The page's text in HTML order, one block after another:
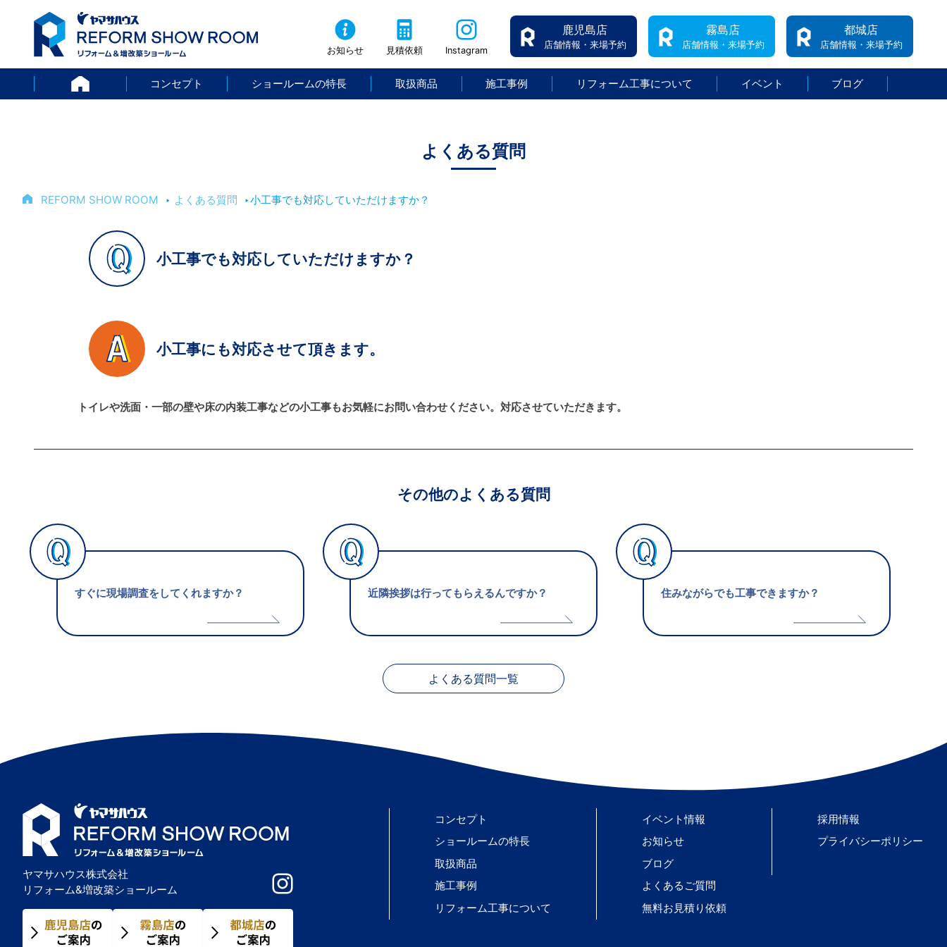
お知らせ 見積依頼 Instagram
鹿児島店
店舗情報・来場予約
霧島店
店舗情報・来場予約
都城店
店舗情報・来場予約
HOMEコンセプト ショールームの特長 取扱商品 施工事例 リフォーム工事について イベント ブログ
よくある質問
REFORM SHOW ROOM ‣ よくある質問 ‣小工事でも対応していただけますか？
小工事でも対応していただけますか？
小工事にも対応させて頂きます。
トイレや洗面・一部の壁や床の内装工事などの小工事もお気軽にお問い合わせください。対応させていただきます。
その他のよくある質問
すぐに現場調査をしてくれますか？ 近隣挨拶は行ってもらえるんですか？ 住みながらでも工事できますか？
よくある質問一覧
ヤマサハウス株式会社
リフォーム&増改築ショールーム
コンセプト
ショールームの特長
取扱商品
施工事例
リフォーム工事について
イベント情報
お知らせ
ブログ
よくあるご質問
無料お見積り依頼
採用情報
プライバシーポリシー